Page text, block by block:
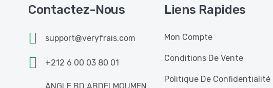
Contactez-Nous
support@veryfrais.com
+212 6 00 03 80 01
Liens Rapides
Mon Compte
Conditions De Vente
Politique De Confidentialité